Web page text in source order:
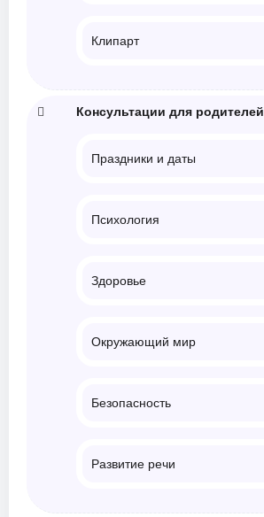
Клипарт
Консультации для родителей
Праздники и даты
Психология
Здоровье
Окружающий мир
Безопасность
Развитие речи